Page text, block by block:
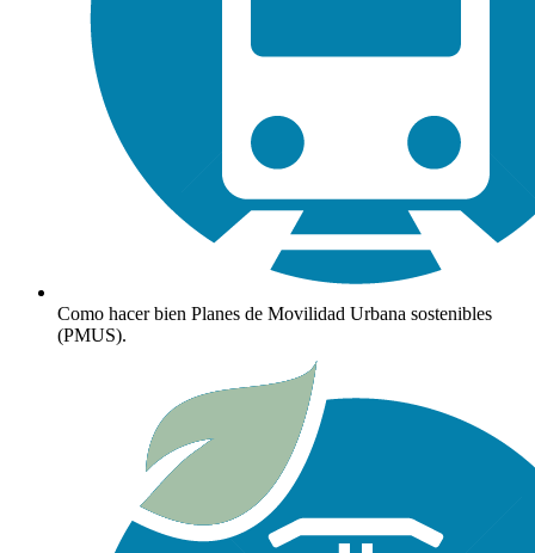
Como hacer bien Planes de Movilidad Urbana sostenibles
(PMUS).